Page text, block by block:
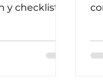
y checklist